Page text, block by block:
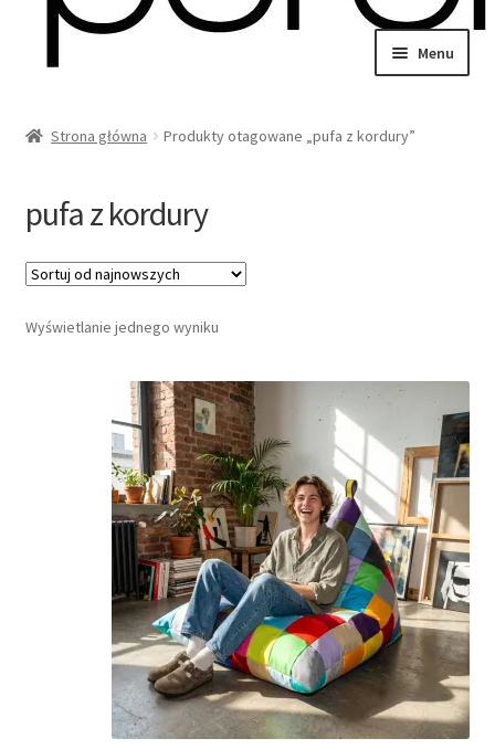
Menu
Strona główna Produkty otagowane „pufa z kordury”
pufa z kordury
Wyświetlanie jednego wyniku